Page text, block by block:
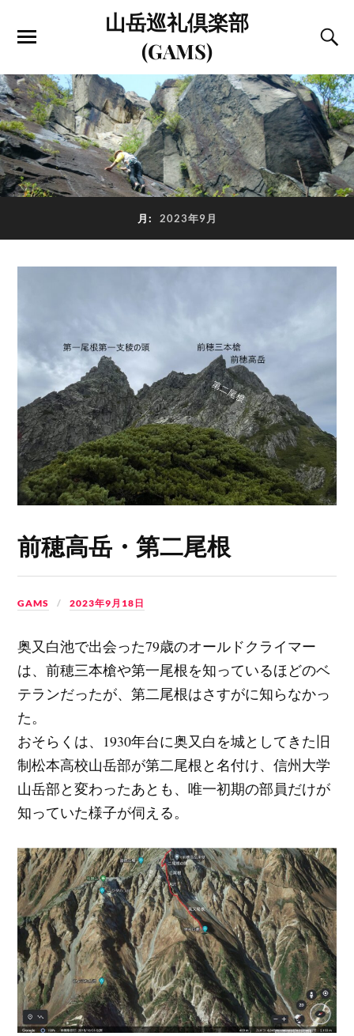
山岳巡礼倶楽部
(GAMS)
月: 2023年9月
前穂高岳・第二尾根
GAMS 2023年9月18日
奥又白池で出会った79歳のオールドクライマー
は、前穂三本槍や第一尾根を知っているほどのベ
テランだったが、第二尾根はさすがに知らなかっ
た。
おそらくは、1930年台に奥又白を城としてきた旧
制松本高校山岳部が第二尾根と名付け、信州大学
山岳部と変わったあとも、唯一初期の部員だけが
知っていた様子が伺える。